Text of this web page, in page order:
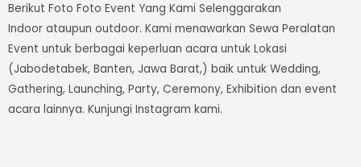
Berikut Foto Foto Event Yang Kami Selenggarakan
Indoor ataupun outdoor. Kami menawarkan Sewa Peralatan
Event untuk berbagai keperluan acara untuk Lokasi
(Jabodetabek, Banten, Jawa Barat,) baik untuk Wedding,
Gathering, Launching, Party, Ceremony, Exhibition dan event
acara lainnya. Kunjungi Instagram kami.